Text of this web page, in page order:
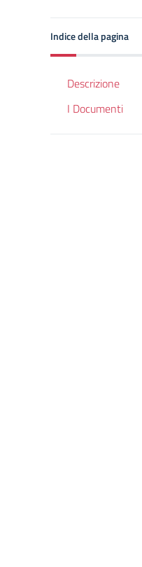
Indice della pagina
Descrizione
I Documenti